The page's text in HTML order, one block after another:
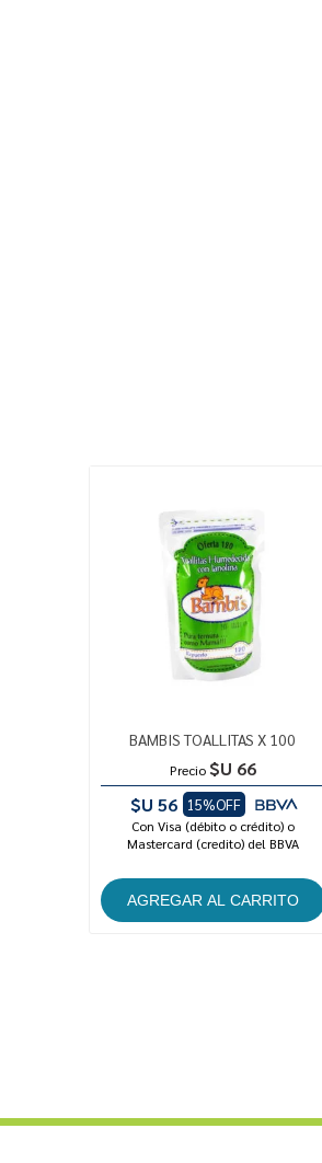
BAMBIS TOALLITAS X 100
Precio $U 66
$U 56
15%OFF
Con Visa (débito o crédito) o
Mastercard (credito) del BBVA